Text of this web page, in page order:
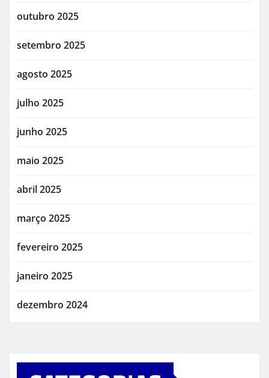
outubro 2025
setembro 2025
agosto 2025
julho 2025
junho 2025
maio 2025
abril 2025
março 2025
fevereiro 2025
janeiro 2025
dezembro 2024